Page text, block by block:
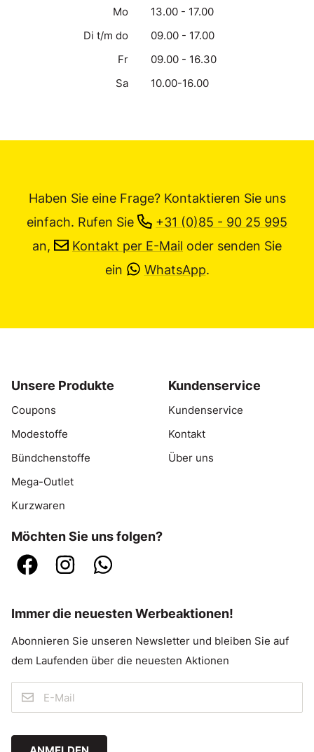
Mo
13.00 - 17.00
Di t/m do
09.00 - 17.00
Fr
09.00 - 16.30
Sa
10.00-16.00
Haben Sie eine Frage? Kontaktieren Sie uns
einfach. Rufen Sie
+31 (0)85 - 90 25 995
an,
Kontakt per E-Mail oder senden Sie
ein
WhatsApp.
Unsere Produkte
Coupons
Modestoffe
Bündchenstoffe
Mega-Outlet
Kurzwaren
Kundenservice
Kundenservice
Kontakt
Über uns
Möchten Sie uns folgen?
Immer die neuesten Werbeaktionen!
Abonnieren Sie unseren Newsletter und bleiben Sie auf
dem Laufenden über die neuesten Aktionen